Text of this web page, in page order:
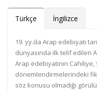
Türkçe İngilizce
19. yy.da Arap edebiyatı
dünyasında ilk telif edilen
Arap edebiyatının
dönemlendirmelerindeki
söz konusu olmadığı